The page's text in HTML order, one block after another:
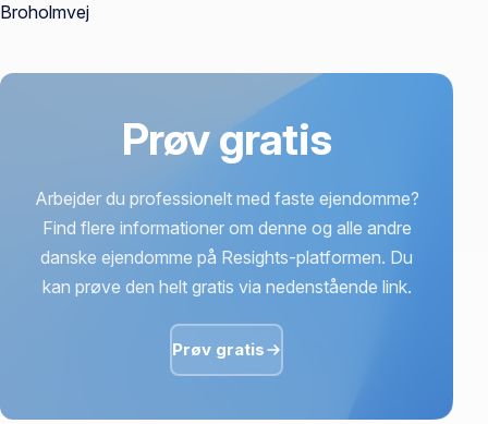
Broholmvej
Prøv gratis
Arbejder du professionelt med faste ejendomme?
Find flere informationer om denne og alle andre
danske ejendomme på Resights-platformen. Du
kan prøve den helt gratis via nedenstående link.
Prøv gratis